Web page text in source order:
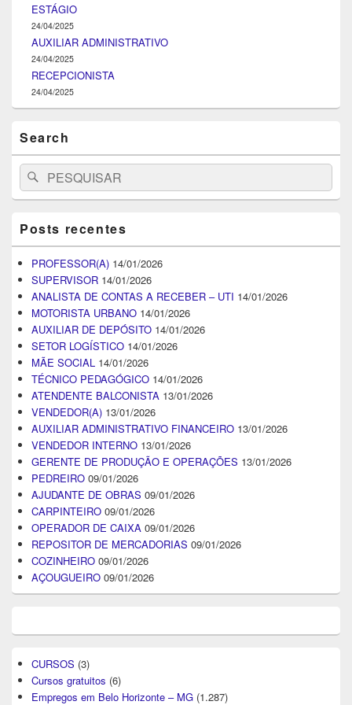
ESTÁGIO
24/04/2025
AUXILIAR ADMINISTRATIVO
24/04/2025
RECEPCIONISTA
24/04/2025
Search
Search
for:
Pesquisar
Posts recentes
PROFESSOR(A) 14/01/2026
SUPERVISOR 14/01/2026
ANALISTA DE CONTAS A RECEBER – UTI 14/01/2026
MOTORISTA URBANO 14/01/2026
AUXILIAR DE DEPÓSITO 14/01/2026
SETOR LOGÍSTICO 14/01/2026
MÃE SOCIAL 14/01/2026
TÉCNICO PEDAGÓGICO 14/01/2026
ATENDENTE BALCONISTA 13/01/2026
VENDEDOR(A) 13/01/2026
AUXILIAR ADMINISTRATIVO FINANCEIRO 13/01/2026
VENDEDOR INTERNO 13/01/2026
GERENTE DE PRODUÇÃO E OPERAÇÕES 13/01/2026
PEDREIRO 09/01/2026
AJUDANTE DE OBRAS 09/01/2026
CARPINTEIRO 09/01/2026
OPERADOR DE CAIXA 09/01/2026
REPOSITOR DE MERCADORIAS 09/01/2026
COZINHEIRO 09/01/2026
AÇOUGUEIRO 09/01/2026
CURSOS (3)
Cursos gratuitos (6)
Empregos em Belo Horizonte – MG (1.287)